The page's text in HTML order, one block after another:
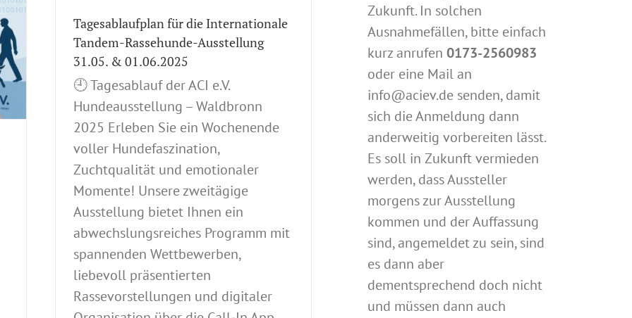
Tagesablaufplan für die Internationale
Tandem-Rassehunde-Ausstellung
31.05. & 01.06.2025
🕘 Tagesablauf der ACI e.V.
Hundeausstellung – Waldbronn
2025 Erleben Sie ein Wochenende
voller Hundefaszination,
Zuchtqualität und emotionaler
Momente! Unsere zweitägige
Ausstellung bietet Ihnen ein
abwechslungsreiches Programm mit
spannenden Wettbewerben,
liebevoll präsentierten
Rassevorstellungen und digitaler
Zukunft. In solchen
Ausnahmefällen, bitte einfach
kurz anrufen 0173-2560983
oder eine Mail an
info@aciev.de senden, damit
sich die Anmeldung dann
anderweitig vorbereiten lässt.
Es soll in Zukunft vermieden
werden, dass Aussteller
morgens zur Ausstellung
kommen und der Auffassung
sind, angemeldet zu sein, sind
es dann aber
dementsprechend doch nicht
und müssen dann auch